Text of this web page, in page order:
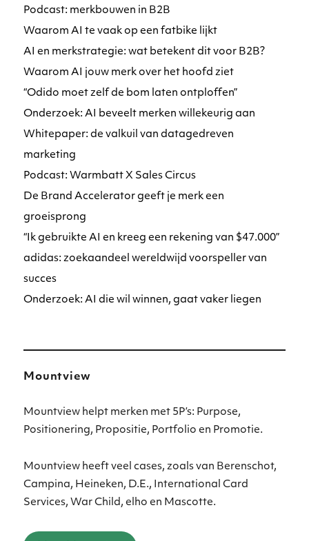
Podcast: merkbouwen in B2B
Waarom AI te vaak op een fatbike lijkt
AI en merkstrategie: wat betekent dit voor B2B?
Waarom AI jouw merk over het hoofd ziet
“Odido moet zelf de bom laten ontploffen”
Onderzoek: AI beveelt merken willekeurig aan
Whitepaper: de valkuil van datagedreven
marketing
Podcast: Warmbatt X Sales Circus
De Brand Accelerator geeft je merk een
groeisprong
“Ik gebruikte AI en kreeg een rekening van $47.000”
adidas: zoekaandeel wereldwijd voorspeller van
succes
Onderzoek: AI die wil winnen, gaat vaker liegen
Mountview
Mountview helpt merken met 5P’s: Purpose,
Positionering, Propositie, Portfolio en Promotie.
Mountview heeft veel cases, zoals van Berenschot,
Campina, Heineken, D.E., International Card
Services, War Child, elho en Mascotte.